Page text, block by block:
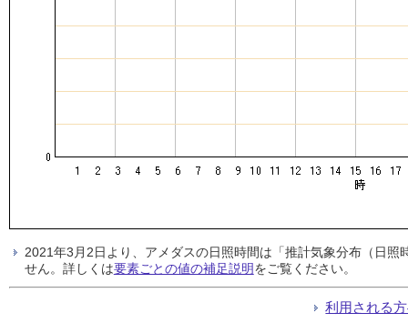
2021年3月2日より、アメダスの日照時間は「推計気象分布（日
せん。詳しくは要素ごとの値の補足説明をご覧ください。
利用される